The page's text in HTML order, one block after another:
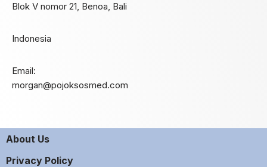
Blok V nomor 21, Benoa, Bali
Indonesia
Email:
morgan@pojoksosmed.com
About Us
Privacy Policy